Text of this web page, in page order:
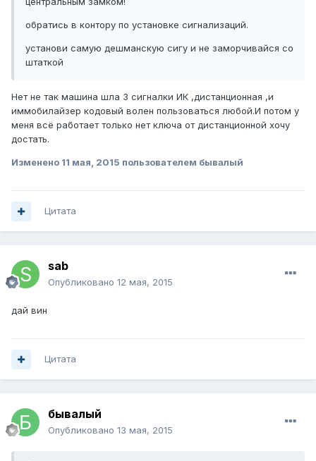
обратись в контору по установке сигнализаций.
установи самую дешманскую сигу и не заморчивайся со
штаткой
Нет не так машина шла 3 сигналки ИК ,дистанционная ,и
иммобилайзер кодовый волен пользоваться любой.И потом у
меня всё работает только нет ключа от дистанционной хочу
достать.
Изменено 11 мая, 2015 пользователем бывалый
Цитата
sab
Опубликовано 12 мая, 2015
дай вин
Цитата
бывалый
Опубликовано 13 мая, 2015